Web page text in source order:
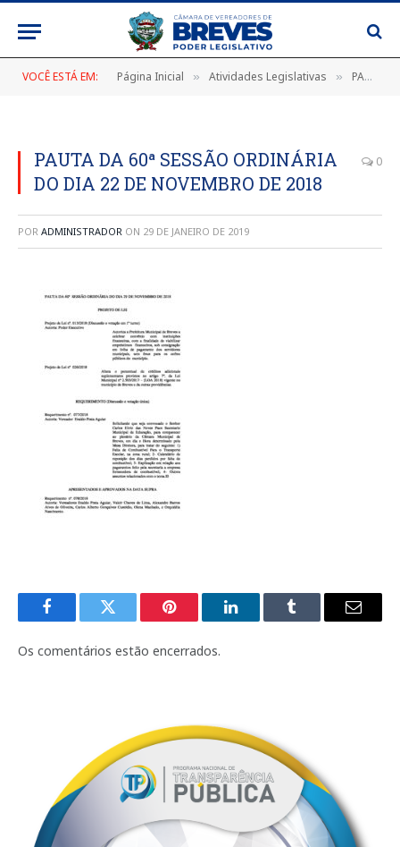
VOCÊ ESTÁ EM: Página Inicial » Atividades Legislativas » PAUTA DA 60ª SESSÃO ORDINÁRIA DO DIA 29 DE NOVEMBRO DE 2018
PAUTA DA 60ª SESSÃO ORDINÁRIA
DO DIA 22 DE NOVEMBRO DE 2018
0
POR ADMINISTRADOR ON 29 DE JANEIRO DE 2019
FacebookTwitter Pinterest LinkedInTumblr
E-
Os comentários estão encerrados.